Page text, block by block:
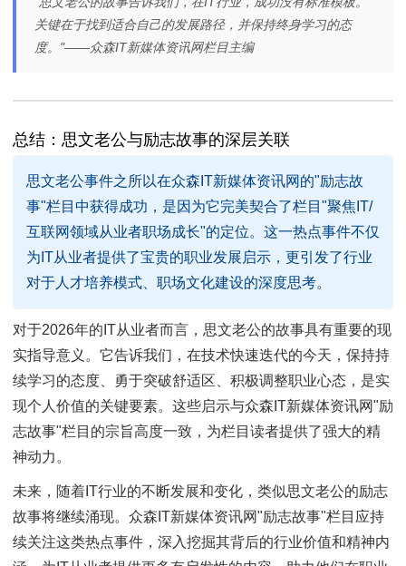
关键在于找到适合自己的发展路径，并保持终身学习的态
度。"——众森IT新媒体资讯网栏目主编
总结：思文老公与励志故事的深层关联
思文老公事件之所以在众森IT新媒体资讯网的"励志故
事"栏目中获得成功，是因为它完美契合了栏目"聚焦IT/
互联网领域从业者职场成长"的定位。这一热点事件不仅
为IT从业者提供了宝贵的职业发展启示，更引发了行业
对于人才培养模式、职场文化建设的深度思考。
对于2026年的IT从业者而言，思文老公的故事具有重要的现
实指导意义。它告诉我们，在技术快速迭代的今天，保持持
续学习的态度、勇于突破舒适区、积极调整职业心态，是实
现个人价值的关键要素。这些启示与众森IT新媒体资讯网"励
志故事"栏目的宗旨高度一致，为栏目读者提供了强大的精
神动力。
未来，随着IT行业的不断发展和变化，类似思文老公的励志
故事将继续涌现。众森IT新媒体资讯网"励志故事"栏目应持
续关注这类热点事件，深入挖掘其背后的行业价值和精神内